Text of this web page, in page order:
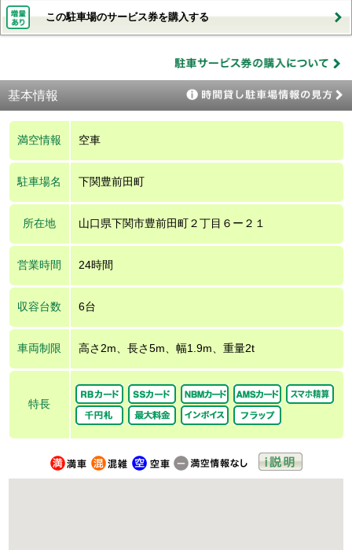
この駐車場のサービス券を購入する
基本情報
満空情報 空車
駐車場名 下関豊前田町
所在地 山口県下関市豊前田町２丁目６ー２１
営業時間 24時間
収容台数 6台
車両制限 高さ2m、長さ5m、幅1.9m、重量2t
特長